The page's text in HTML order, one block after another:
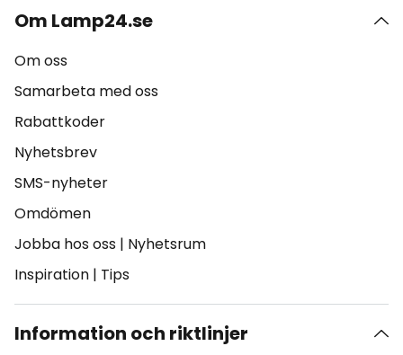
Om Lamp24.se
Om oss
Samarbeta med oss
Rabattkoder
Nyhetsbrev
SMS-nyheter
Omdömen
Jobba hos oss | Nyhetsrum
Inspiration | Tips
Information och riktlinjer